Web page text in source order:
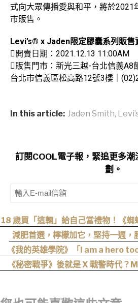
式向大眾傳播愛與和平，將於2021
市販售。
Levi’s® x Jaden限定膠囊系列販售
開賣日期：2021.12.13 11:00AM
販售門市：新光三越-台北信義A8
台北市信義區松高路12號3樓｜
In this article: Jaden Smith,
訂閱COOL電子報，緊追更多
劃。
18 歲買「這輛」給自己當禮物！《
車？
減肥首選，檸檬加它，堅持一週，
生
《我的英雄學院》「I am a hero
〈Hero too〉正式
《秘密戰爭》後就是 X 戰警時代？